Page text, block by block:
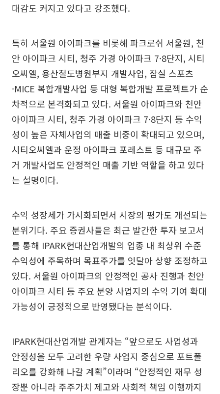
대감도 커지고 있다고 강조했다.
특히 서울원 아이파크를 비롯해 파크로쉬 서울원, 천
안 아이파크 시티, 청주 가경 아이파크 7·8단지, 시티
오씨엘, 용산철도병원부지 개발사업, 잠실 스포츠
·MICE 복합개발사업 등 대형 복합개발 프로젝트가 순
차적으로 본격화되고 있다. 서울원 아이파크와 천안
아이파크 시티, 청주 가경 아이파크 7·8단지 등 수익
성이 높은 자체사업의 매출 비중이 확대되고 있으며,
시티오씨엘과 운정 아이파크 포레스트 등 대규모 주
거 개발사업도 안정적인 매출 기반 역할을 하고 있다
는 설명이다.
수익 성장세가 가시화되면서 시장의 평가도 개선되는
분위기다. 주요 증권사들은 최근 발간한 투자 보고서
를 통해 IPARK현대산업개발의 업종 내 최상위 수준
수익성에 주목하며 목표주가를 잇달아 상향 조정하고
있다. 서울원 아이파크의 안정적인 공사 진행과 천안
아이파크 시티 등 주요 분양 사업지의 수익 기여 확대
가능성이 긍정적으로 반영됐다는 분석이다.
IPARK현대산업개발 관계자는 “앞으로도 사업성과
안정성을 모두 고려한 우량 사업지 중심으로 포트폴
리오를 강화해 나갈 계획”이라며 “안정적인 재무 성
장뿐 아니라 주주가치 제고와 사회적 책임 이행까지